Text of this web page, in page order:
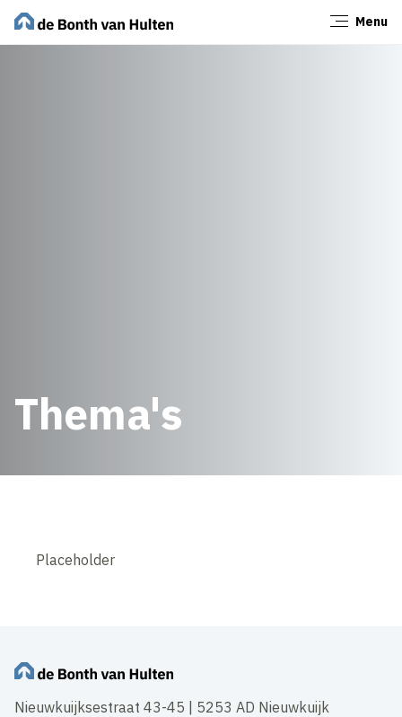
Menu
Thema's
Placeholder
Nieuwkuijksestraat 43-45 | 5253 AD Nieuwkuijk
Sluiten